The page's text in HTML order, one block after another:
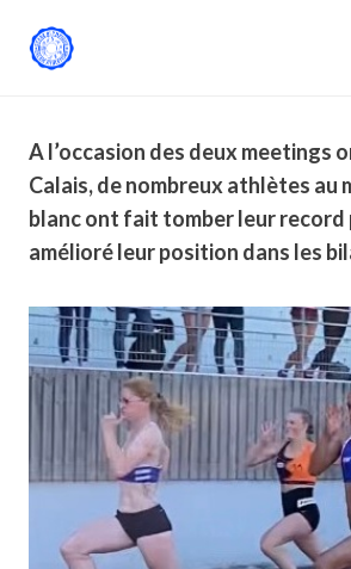
A l’occasion des deux meetings
Calais, de nombreux athlètes au
blanc ont fait tomber leur record
amélioré leur position dans les